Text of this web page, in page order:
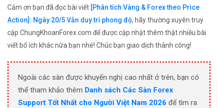
Cảm ơn bạn đã đọc bài viết [Phân tích Vàng & Forex theo Price
Action]: Ngày 20/5 Vẫn duy trì phong độ, hãy thường xuyên truy
cập ChungKhoanForex.com để được cập nhật thêm thật nhiều bài
viết bổ ích khác nữa bạn nhé! Chúc bạn giao dịch thành công!
Ngoài các sàn được khuyến nghị cao nhất ở trên, bạn có
thể tham khảo thêm Danh sách Các Sàn Forex
Support Tốt Nhất cho Người Việt Nam 2026 để tìm ra